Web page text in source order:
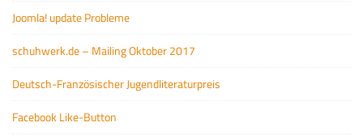
Joomla! update Probleme
schuhwerk.de – Mailing Oktober 2017
Deutsch-Französischer Jugendliteraturpreis
Facebook Like-Button